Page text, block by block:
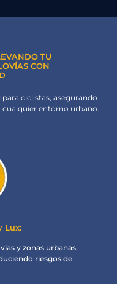
TU
CON
ciclistas, asegurando
cualquier entorno urbano.
Lux:
y zonas urbanas,
riesgos de